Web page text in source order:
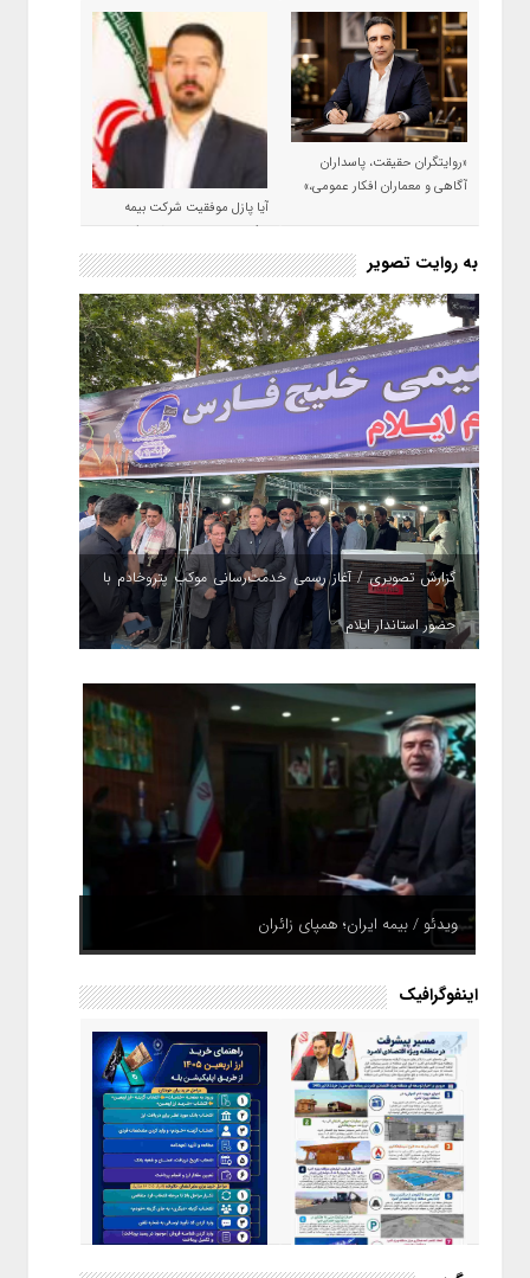
«روایتگران حقیقت، پاسداران
آگاهی و معماران افکار عمومی،»
آیا پازل موفقیت شرکت بیمه
حکمت صبا در سال ۱۴۰۵ کامل می
شود؟!
به روایت تصویر
گزارش تصویری / آغاز رسمی خدمت‌رسانی موکب پتروخادم با
حضور استاندار ایلام
ویدئو / بیمه ایران؛ همپای زائران
اینفوگرافیک
اینفوگرافیک / راهنمای خرید ارز